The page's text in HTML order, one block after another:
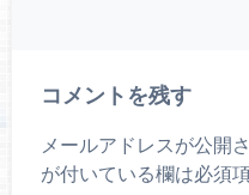
コメントを残す
メールアドレスが公開
が付いている欄は必須